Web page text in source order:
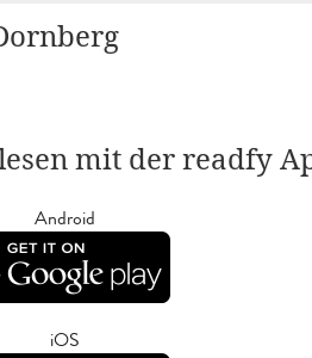
mit der readfy
Android
iOS